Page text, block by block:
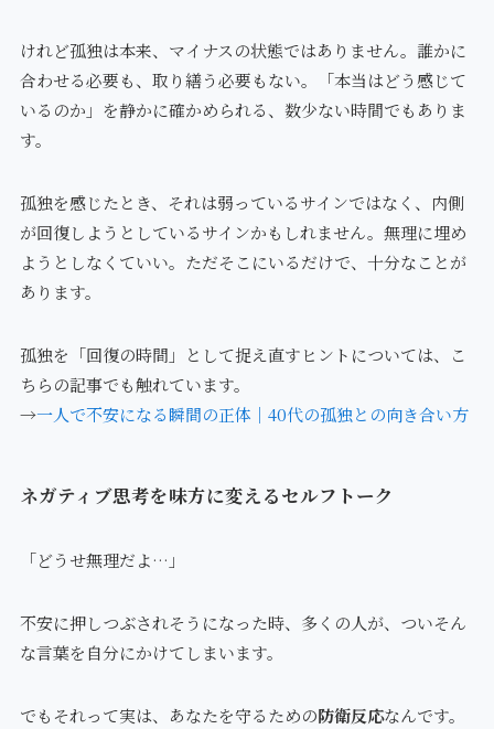
けれど孤独は本来、マイナスの状態ではありません。誰かに
合わせる必要も、取り繕う必要もない。「本当はどう感じて
いるのか」を静かに確かめられる、数少ない時間でもありま
す。
孤独を感じたとき、それは弱っているサインではなく、内側
が回復しようとしているサインかもしれません。無理に埋め
ようとしなくていい。ただそこにいるだけで、十分なことが
あります。
孤独を「回復の時間」として捉え直すヒントについては、こ
ちらの記事でも触れています。
→一人で不安になる瞬間の正体｜40代の孤独との向き合い方
ネガティブ思考を味方に変えるセルフトーク
「どうせ無理だよ…」
不安に押しつぶされそうになった時、多くの人が、ついそん
な言葉を自分にかけてしまいます。
でもそれって実は、あなたを守るための防衛反応なんです。